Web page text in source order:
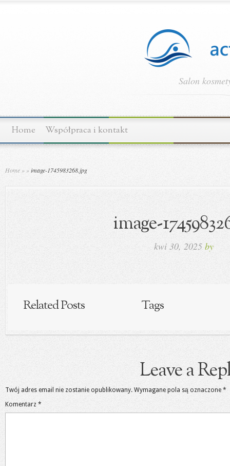
Salon
Home Współpraca i kontakt
Home » »image-1745983268.jpg
image-
kwi 30, 2025 by
Related Posts Tags
Leave a
Twój adres email nie zostanie opublikowany. Wymagane pola są oznaczone *
Komentarz *